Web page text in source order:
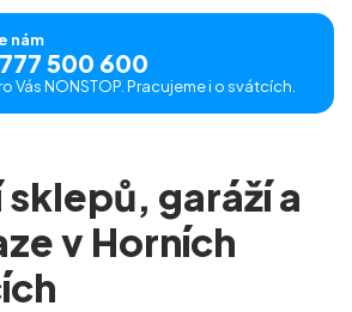
nám
500 600
Vás NONSTOP. Pracujeme i o svátcích.
garáží a
v Horních